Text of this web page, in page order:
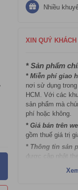
Nhiều
XIN QUÝ
* Sản phẩm
* Miễn phí giao
nơi sử dụng
HCM. Với các
sản phẩm mà
phí hoặc không.
* Giá bán trên
gồm thuế giá trị
* Thông tin sản
được cập nhật